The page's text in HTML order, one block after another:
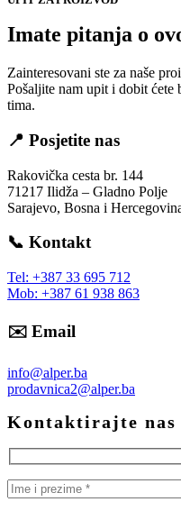
Imate pitanja o
Zainteresovani ste za naše
Pošaljite nam upit i dobit ćete
tima.
📍 Posjetite nas
Rakovička cesta br. 144
71217 Ilidža – Gladno Polje
Sarajevo, Bosna i
📞 Kontakt
Tel: +387 33 695 712
Mob: +387 61 938 863
✉️ Email
info@alper.ba
prodavnica2@alper.ba
Kontaktirajte nas